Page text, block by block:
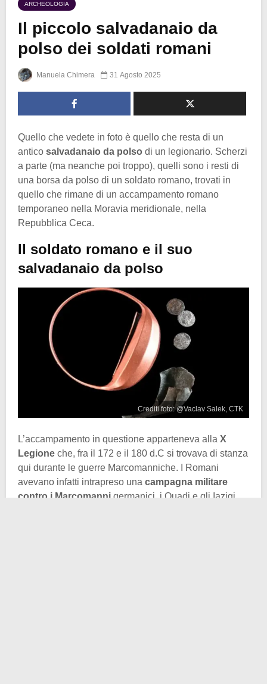
ARCHEOLOGIA
Il piccolo salvadanaio da
polso dei soldati romani
Manuela Chimera 31 Agosto 2025
Quello che vedete in foto è quello che resta di un
antico salvadanaio da polso di un legionario. Scherzi
a parte (ma neanche poi troppo), quelli sono i resti di
una borsa da polso di un soldato romano, trovati in
quello che rimane di un accampamento romano
temporaneo nella Moravia meridionale, nella
Repubblica Ceca.
Il soldato romano e il suo
salvadanaio da polso
Crediti foto: @Vaclav Salek, CTK
L’accampamento in questione apparteneva alla X
Legione che, fra il 172 e il 180 d.C si trovava di stanza
qui durante le guerre Marcomanniche. I Romani
avevano infatti intrapreso una campagna militare
contro i Marcomanni germanici, i Quadi e gli Iazigi